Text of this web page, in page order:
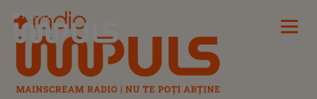
Radio Impuls